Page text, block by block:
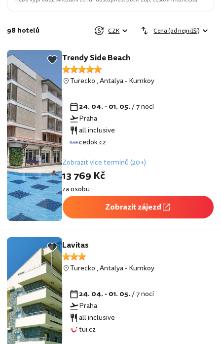
98 hotelů CZK Cena (od nejnižší)
Trendy Side Beach
Turecko,Antalya-Kumkoy
24. 04. - 01. 05./ 7 nocí
Praha
all inclusive
cedok.cz
Zobrazit více termínů (20+)
13 769 Kč
za osobu
Zobrazit zájezd
Lavitas
Turecko,Antalya-Kumkoy
24. 04. - 01. 05./ 7 nocí
Praha
all inclusive
tui.cz